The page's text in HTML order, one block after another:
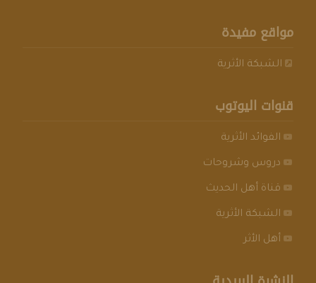
مواقع مفيدة
الشبكة الأثرية
قنوات اليوتوب
الفوائد الأثرية
دروس وشروحات
قناة أهل الحديث
الشبكة الأثرية
أهل الأثر